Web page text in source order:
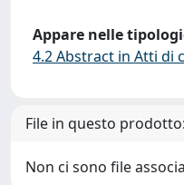
Appare nelle
4.2 Abstract in Atti di
File in questo prodotto:
Non ci sono file